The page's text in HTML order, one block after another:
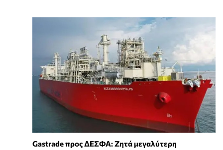
Gastrade προς ΔΕΣΦΑ: Ζητά μεγαλύτερη